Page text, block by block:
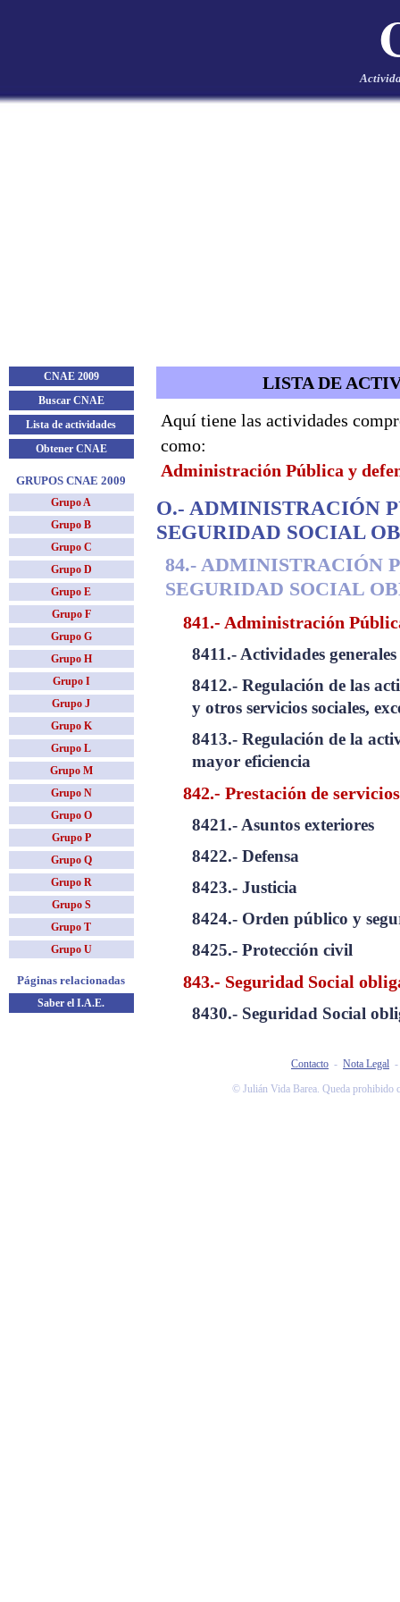
LISTA DE
Aquí tiene las actividades
como:
Administración Pública y
O.- ADMINISTRACIÓN
SEGURIDAD SOCIAL
84.- ADMINISTRACIÓN
SEGURIDAD SOCIAL
841.- Administración
8411.- Actividades
8412.- Regulación de las
y otros servicios sociales,
8413.- Regulación de la
mayor eficiencia
842.- Prestación de
8421.- Asuntos exteriores
8422.- Defensa
8423.- Justicia
8424.- Orden público y
8425.- Protección civil
843.- Seguridad Social
8430.- Seguridad Social
CNAE 2009
Buscar CNAE
Lista de actividades
Obtener CNAE
GRUPOS CNAE 2009
Grupo A
Grupo B
Grupo C
Grupo D
Grupo E
Grupo F
Grupo G
Grupo H
Grupo I
Grupo J
Grupo K
Grupo L
Grupo M
Grupo N
Grupo O
Grupo P
Grupo Q
Grupo R
Grupo S
Grupo T
Grupo U
Páginas relacionadas
Saber el I.A.E.
Contacto - Nota Legal
© Julián Vida Barea. Queda prohibido